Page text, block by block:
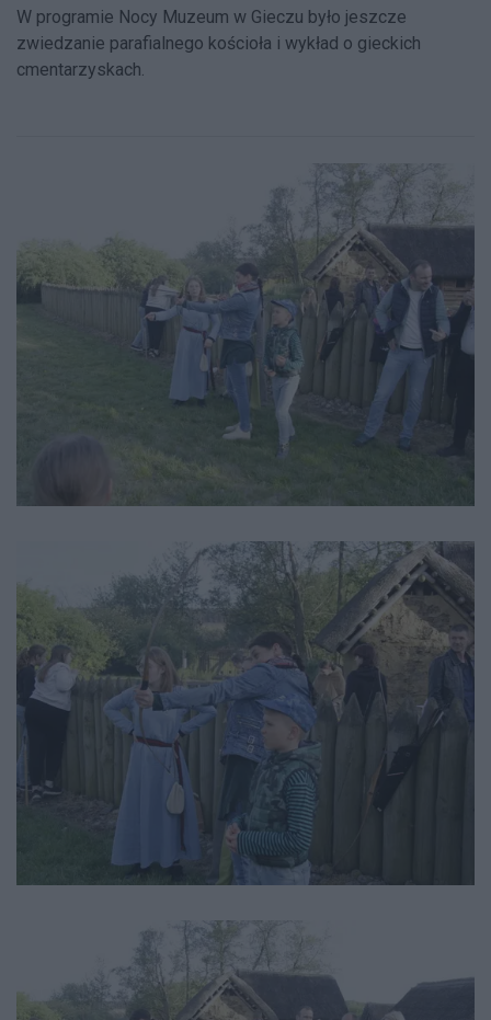
W programie Nocy Muzeum w Gieczu było jeszcze
zwiedzanie parafialnego kościoła i wykład o gieckich
cmentarzyskach.